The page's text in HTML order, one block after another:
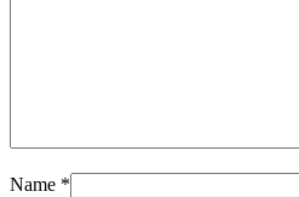
Name *